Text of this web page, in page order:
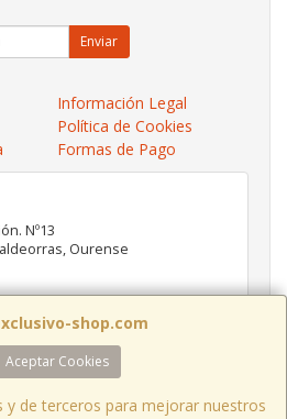
shop.com
Aceptar Cookies
y de terceros para mejorar nuestros
Enviar
Información Legal
Política de Cookies
Formas de Pago
Nº13
, Ourense